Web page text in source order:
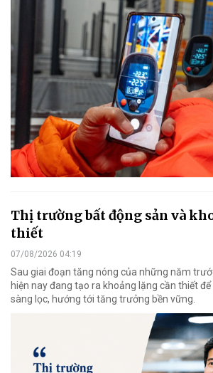
Thị trường bất động sản và
thiết
07/08/2026 04:19
Sau giai đoạn tăng nóng của những năm
hiện nay đang tạo ra khoảng lặng cần thiết
sàng lọc, hướng tới tăng trưởng bền vững.